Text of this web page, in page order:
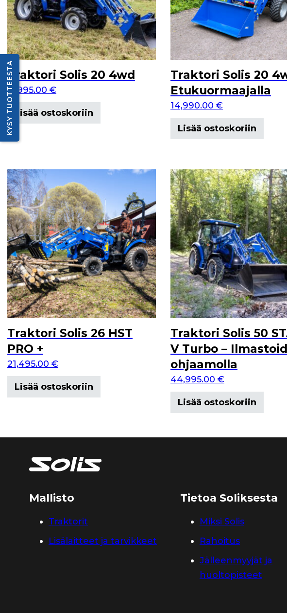
Traktori Solis 20 4wd
11,995.00 €
Lisää ostoskoriin
Traktori Solis 20
Etukuormaajalla
14,990.00 €
Lisää ostoskoriin
Traktori Solis 26 HST
PRO +
21,495.00 €
Lisää ostoskoriin
Traktori Solis 50
V Turbo –
ohjaamolla
44,995.00 €
Lisää ostoskoriin
Mallisto
Traktorit
Lisälaitteet ja tarvikkeet
Tietoa Soliksesta
Miksi Solis
Rahoitus
Jälleenmyyjät ja
huoltopisteet
KYSY TUOTTEESTA